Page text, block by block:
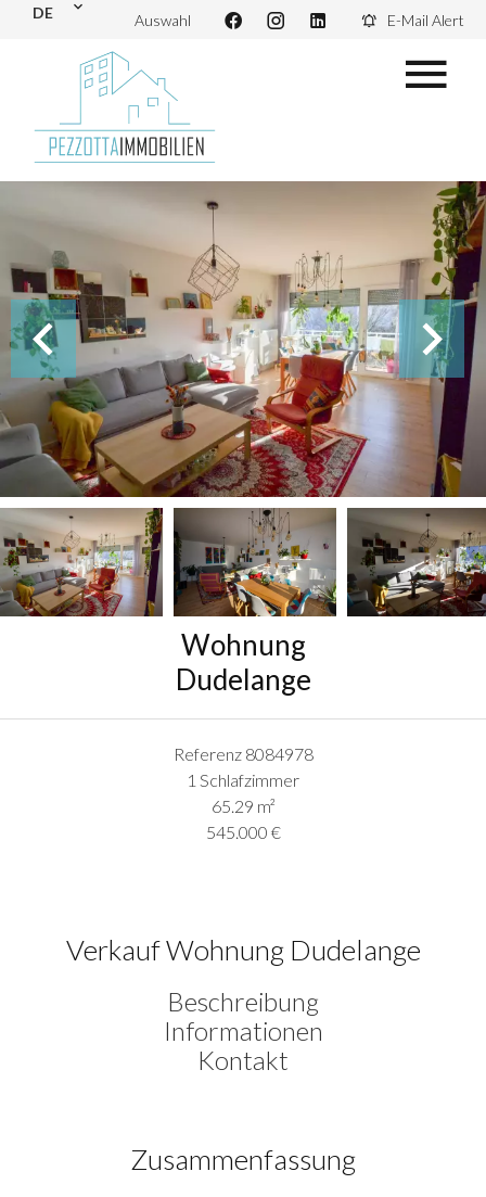
DE Auswahl E-Mail Alert
Wohnung
Dudelange
Referenz8084978
1 Schlafzimmer
65.29 m²
545.000 €
Verkauf Wohnung Dudelange
Beschreibung
Informationen
Kontakt
Zusammenfassung